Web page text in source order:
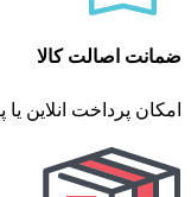
ضمانت اصالت کالا
امکان پرداخت